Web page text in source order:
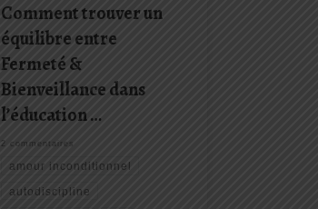
Comment trouver un
équilibre entre
Fermeté &
Bienveillance dans
l’éducation …
2 commentaires
amour inconditionnel
autodiscipline